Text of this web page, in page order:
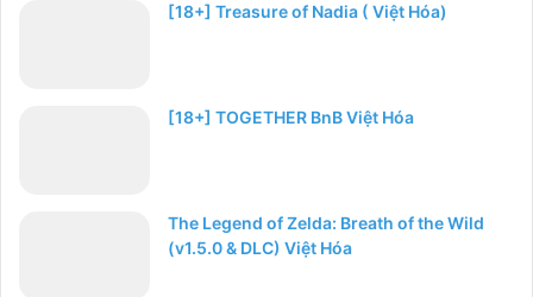
[18+] Treasure of Nadia ( Việt Hóa)
[18+] TOGETHER BnB Việt Hóa
The Legend of Zelda: Breath of the Wild
(v1.5.0 & DLC) Việt Hóa